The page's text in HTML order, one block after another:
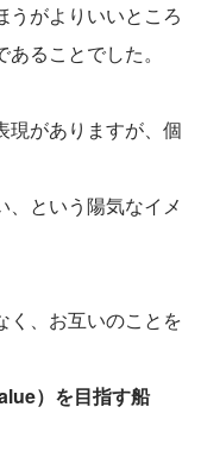
うがよりいいところ
ることでした。
現がありますが、個
という陽気なイメ
く、お互いのことを
）を目指す船